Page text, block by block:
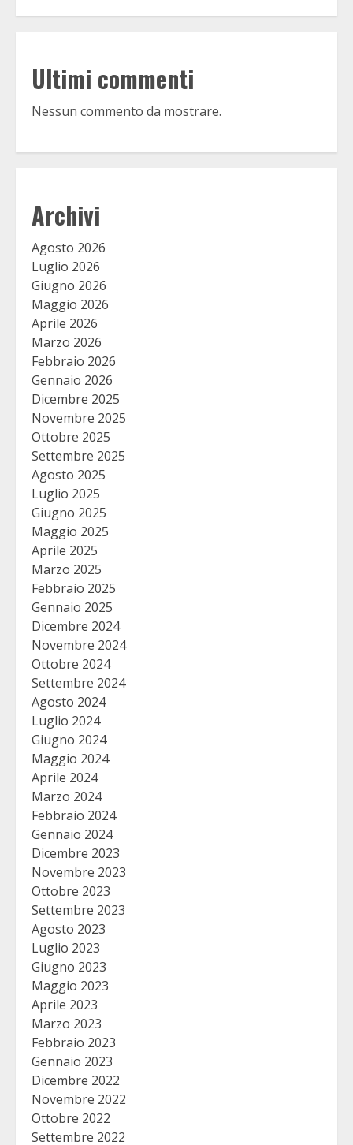
Ultimi commenti
Nessun commento da mostrare.
Archivi
Agosto 2026
Luglio 2026
Giugno 2026
Maggio 2026
Aprile 2026
Marzo 2026
Febbraio 2026
Gennaio 2026
Dicembre 2025
Novembre 2025
Ottobre 2025
Settembre 2025
Agosto 2025
Luglio 2025
Giugno 2025
Maggio 2025
Aprile 2025
Marzo 2025
Febbraio 2025
Gennaio 2025
Dicembre 2024
Novembre 2024
Ottobre 2024
Settembre 2024
Agosto 2024
Luglio 2024
Giugno 2024
Maggio 2024
Aprile 2024
Marzo 2024
Febbraio 2024
Gennaio 2024
Dicembre 2023
Novembre 2023
Ottobre 2023
Settembre 2023
Agosto 2023
Luglio 2023
Giugno 2023
Maggio 2023
Aprile 2023
Marzo 2023
Febbraio 2023
Gennaio 2023
Dicembre 2022
Novembre 2022
Ottobre 2022
Settembre 2022